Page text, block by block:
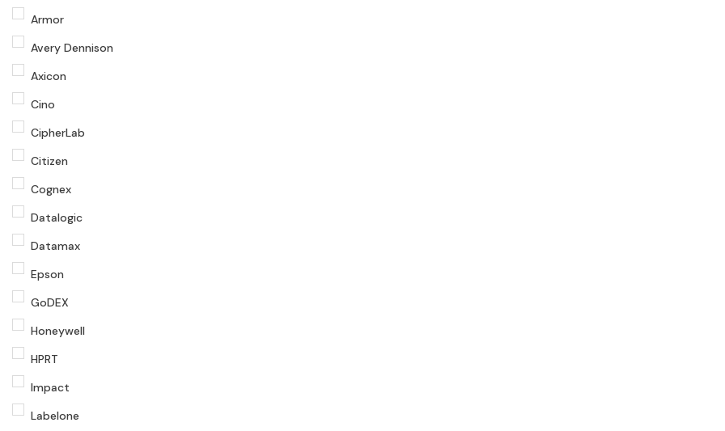
Armor
Avery Dennison
Axicon
Cino
CipherLab
Citizen
Cognex
Datalogic
Datamax
Epson
GoDEX
Honeywell
HPRT
Impact
Labelone